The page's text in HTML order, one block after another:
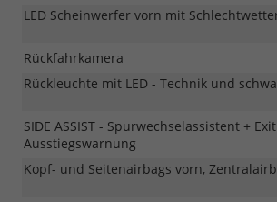
LED Scheinwerfer vorn mit
Rückfahrkamera
Rückleuchte mit LED - Technik und
SIDE ASSIST - Spurwechselassistent +
Ausstiegswarnung
Kopf- und Seitenairbags vorn,